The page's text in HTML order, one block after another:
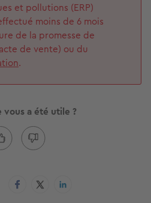
et pollutions (ERP)
moins de 6 mois
de la promesse de
de vente) ou du
.
vous a été utile ?